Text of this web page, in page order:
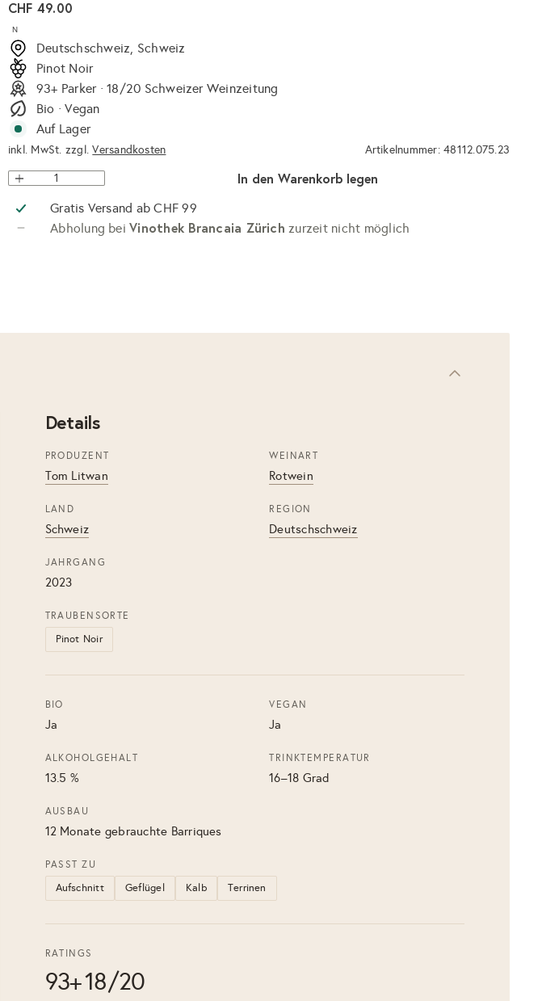
Normaler
Preis
CHF 49.00
N
Deutschschweiz, Schweiz
Pinot Noir
93+ Parker · 18/20 Schweizer Weinzeitung
Bio · Vegan
Auf Lager
inkl. MwSt. zzgl.Versandkosten Artikelnummer: 48112.075.23
In den Warenkorb legen
Gratis Versand ab CHF 99
Abholung beiVinothek Brancaia Zürich zurzeit nicht möglich
Details
PRODUZENT
Tom Litwan
WEINART
Rotwein
LAND
Schweiz
REGION
Deutschschweiz
JAHRGANG
2023
TRAUBENSORTE
Pinot Noir
BIO
Ja
VEGAN
Ja
ALKOHOLGEHALT
13.5 %
TRINKTEMPERATUR
16–18 Grad
AUSBAU
12 Monate gebrauchte Barriques
PASST ZU
Aufschnitt Geflügel Kalb Terrinen
RATINGS
93+18/20